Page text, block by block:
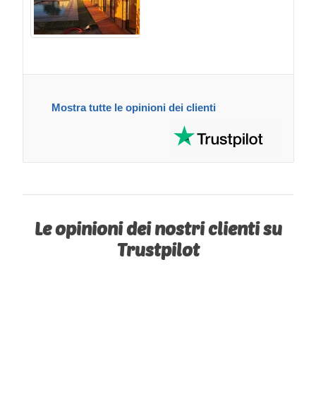
Mostra tutte le opinioni dei clienti
Le opinioni dei nostri clienti su
Trustpilot